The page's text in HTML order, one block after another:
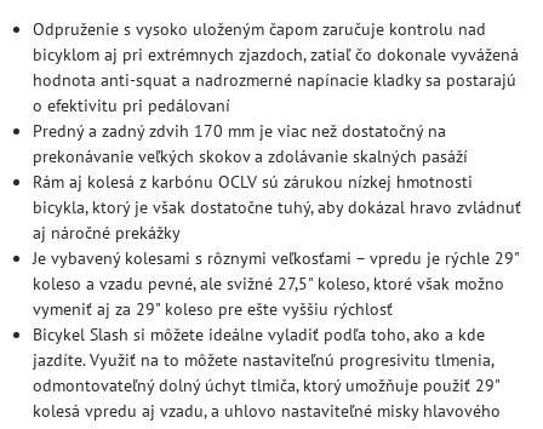
Odpruženie s vysoko uloženým čapom zaručuje kontrolu nad
bicyklom aj pri extrémnych zjazdoch, zatiaľ čo dokonale vyvážená
hodnota anti-squat a nadrozmerné napínacie kladky sa postarajú
o efektivitu pri pedálovaní
Predný a zadný zdvih 170 mm je viac než dostatočný na
prekonávanie veľkých skokov a zdolávanie skalných pasáží
Rám aj kolesá z karbónu OCLV sú zárukou nízkej hmotnosti
bicykla, ktorý je však dostatočne tuhý, aby dokázal hravo zvládnuť
aj náročné prekážky
Je vybavený kolesami s rôznymi veľkosťami – vpredu je rýchle 29"
koleso a vzadu pevné, ale svižné 27,5" koleso, ktoré však možno
vymeniť aj za 29" koleso pre ešte vyššiu rýchlosť
Bicykel Slash si môžete ideálne vyladiť podľa toho, ako a kde
jazdíte. Využiť na to môžete nastaviteľnú progresivitu tlmenia,
odmontovateľný dolný úchyt tlmiča, ktorý umožňuje použiť 29"
kolesá vpredu aj vzadu, a uhlovo nastaviteľné misky hlavového